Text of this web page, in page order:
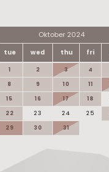
Oktober 2024
tue wed thu fri
1 2 3 4
8 9 10 11
15 16 17 18
22 23 24 25
29 30 31